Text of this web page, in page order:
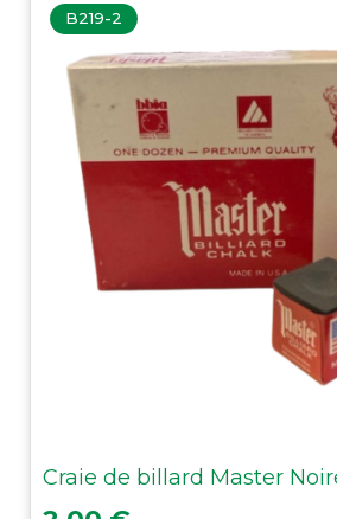
B219-2
Craie de billard Master
Prix